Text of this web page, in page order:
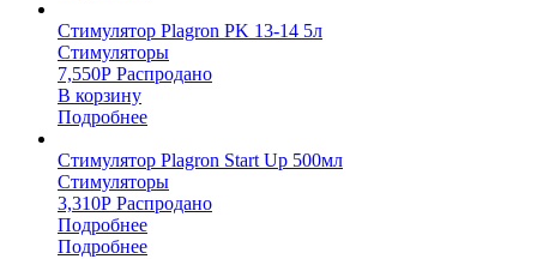
Стимулятор Plagron PK 13-14 5л
Стимуляторы
7,550Р Распродано
В корзину
Подробнее
Стимулятор Plagron Start Up 500мл
Стимуляторы
3,310Р Распродано
Подробнее
Подробнее